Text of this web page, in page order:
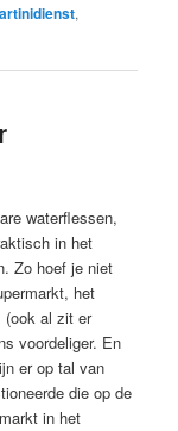
,
waterflessen,
in het
Zo hoef je niet
het
(ook al zit er
voordeliger. En
er op tal van
die op de
in het